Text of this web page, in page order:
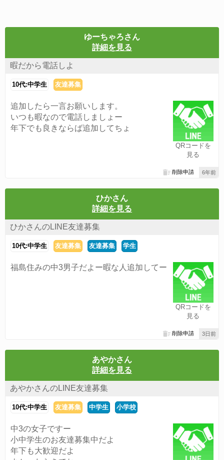
ゆーちゃろさん
詳細を見る
暇だから電話しよ
10代:中学生 友達募集
QRコードを
見る
追加したら一言お願いします。
いつも暇なので電話しましょー
年下でも良きならば追加してちょ
6年前
削除申請
ひかさん
詳細を見る
ひかさんのLINE友達募集
10代:中学生 友達募集 友達募集 学生
QRコードを
見る
福島住みの中3男子だよー暇な人追加してー
3日前
削除申請
あやかさん
詳細を見る
あやかさんのLINE友達募集
10代:中学生 友達募集 中学生 小学校
中3の女子ですー
小中学生のお友達募集中だよ
年下も大歓迎だよ